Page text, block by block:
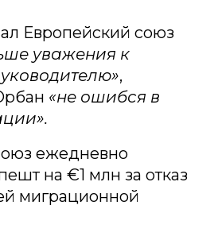
Европейский союз
уважения к
,
«не ошибся в
ежедневно
на €1 млн за отказ
миграционной